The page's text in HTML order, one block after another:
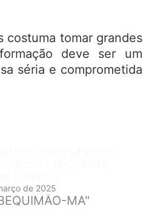
costuma tomar grandes
deve ser um
séria e comprometida
de 2025
MA"